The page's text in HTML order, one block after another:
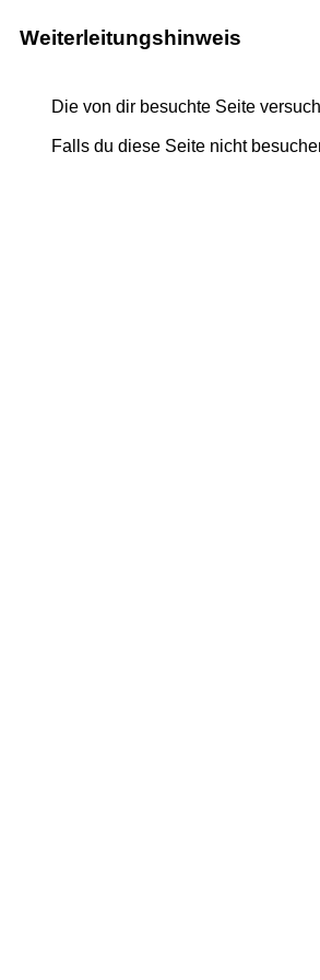
Weiterleitungshinweis
Die von dir besuchte Seite
Falls du diese Seite nicht